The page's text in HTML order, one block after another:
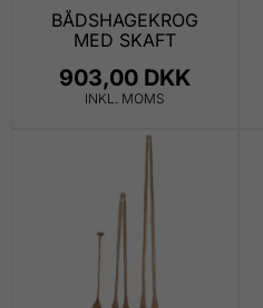
BÅDSHAGEKROG
MED SKAFT
903,00 DKK
INKL. MOMS